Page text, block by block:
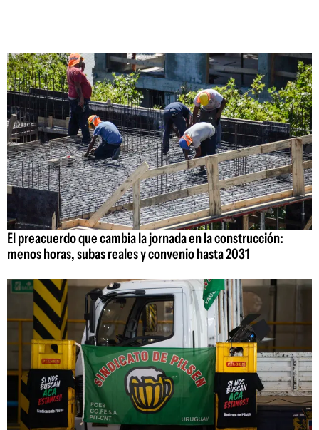
El preacuerdo que cambia la jornada en la construcción:
menos horas, subas reales y convenio hasta 2031